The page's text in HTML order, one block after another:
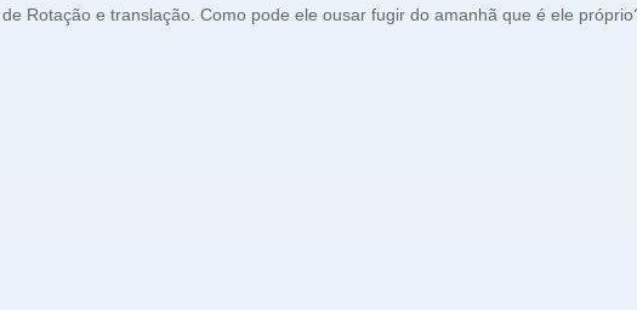
Rotação e translação. Como pode ele ousar fugir do amanhã que é ele